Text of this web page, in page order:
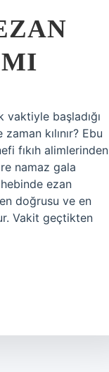
vaktiyle başladığı
kılınır? Ebu
fıkıh alimlerinden
namaz gala
ezan
doğrusu ve en
Vakit geçtikten